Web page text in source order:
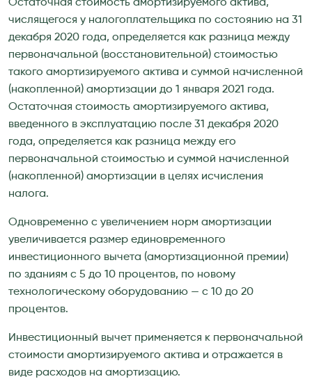
Остаточная стоимость амортизируемого актива,
числящегося у налогоплательщика по состоянию на 31
декабря 2020 года, определяется как разница между
первоначальной (восстановительной) стоимостью
такого амортизируемого актива и суммой начисленной
(накопленной) амортизации до 1 января 2021 года.
Остаточная стоимость амортизируемого актива,
введенного в эксплуатацию после 31 декабря 2020
года, определяется как разница между его
первоначальной стоимостью и суммой начисленной
(накопленной) амортизации в целях исчисления
налога.
Одновременно с увеличением норм амортизации
увеличивается размер единовременного
инвестиционного вычета (амортизационной премии)
по зданиям с 5 до 10 процентов, по новому
технологическому оборудованию — с 10 до 20
процентов.
Инвестиционный вычет применяется к первоначальной
стоимости амортизируемого актива и отражается в
виде расходов на амортизацию.